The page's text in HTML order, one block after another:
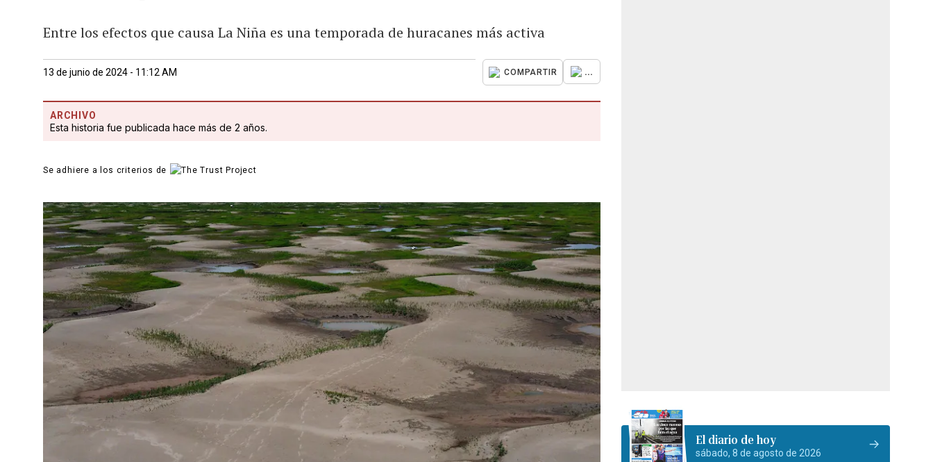
Entre los efectos que causa La Niña es una temporada de huracanes más activa
13 de junio de 2024 - 11:12 AM COMPARTIR ...
ARCHIVO
Esta historia fue publicada hace más de 2 años.
Se adhiere a los criterios de
El diario de hoy
sábado, 8 de agosto de 2026